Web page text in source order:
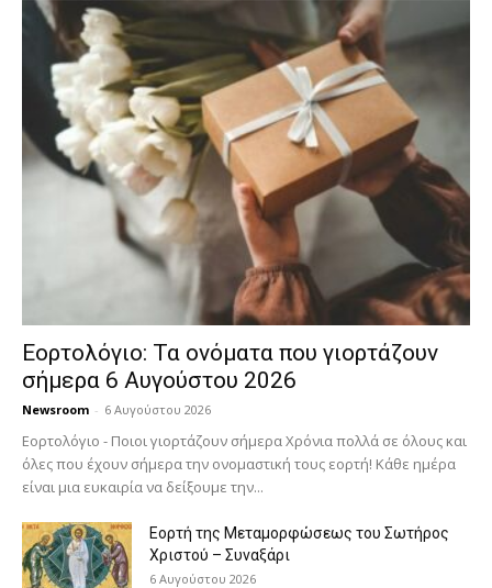
Εορτολόγιο: Τα ονόματα που γιορτάζουν
σήμερα 6 Αυγούστου 2026
Newsroom - 6 Αυγούστου 2026
Εορτολόγιο - Ποιοι γιορτάζουν σήμερα Χρόνια πολλά σε όλους και
όλες που έχουν σήμερα την ονομαστική τους εορτή! Κάθε ημέρα
είναι μια ευκαιρία να δείξουμε την...
Εορτή της Μεταμορφώσεως του Σωτήρος
Χριστού – Συναξάρι
6 Αυγούστου 2026